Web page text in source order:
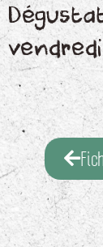
vendredi